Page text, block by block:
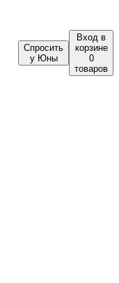
Спросить
у Юны
Вход в
корзине
0
товаров